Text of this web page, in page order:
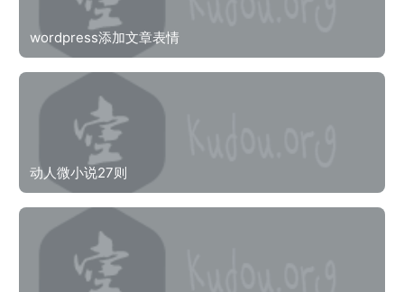
wordpress添加文章表情
动人微小说27则